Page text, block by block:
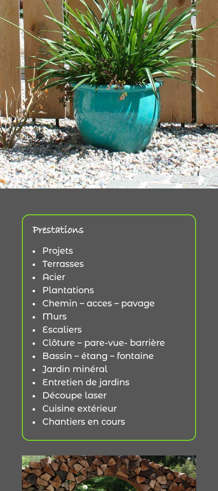
Prestations
Projets
Terrasses
Acier
Plantations
Chemin – acces – pavage
Murs
Escaliers
Clôture – pare-vue- barrière
Bassin – étang – fontaine
Jardin minéral
Entretien de jardins
Découpe laser
Cuisine extérieur
Chantiers en cours